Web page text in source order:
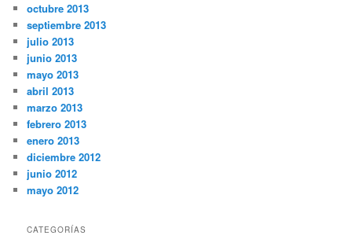
octubre 2013
septiembre 2013
julio 2013
junio 2013
mayo 2013
abril 2013
marzo 2013
febrero 2013
enero 2013
diciembre 2012
junio 2012
mayo 2012
CATEGORÍAS